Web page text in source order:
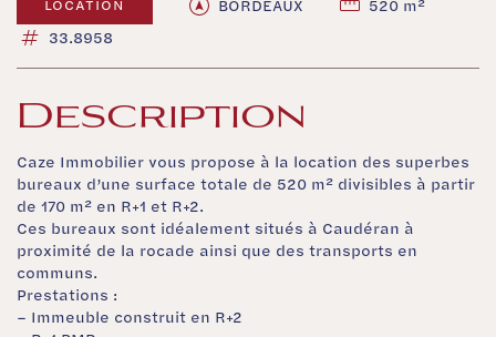
LOCATION BORDEAUX
520 m²
33.8958
Description
Caze Immobilier vous propose à la location des superbes
bureaux d’une surface totale de 520 m² divisibles à partir
de 170 m² en R+1 et R+2.
Ces bureaux sont idéalement situés à Caudéran à
proximité de la rocade ainsi que des transports en
communs.
Prestations :
– Immeuble construit en R+2